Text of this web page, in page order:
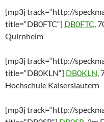
[mp3j track=“http://
title=“DB0FTC“] DB0FTC,
Quirnheim
[mp3j track=“http://
title=“DB0KLN“] DB0KLN,
Hochschule Kaiserslautern
[mp3j track=“http://